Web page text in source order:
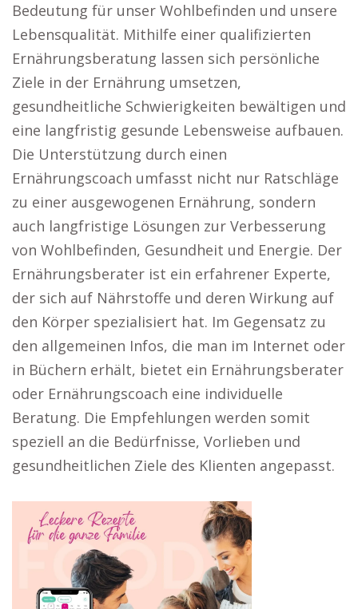
Bedeutung für unser Wohlbefinden und unsere
Lebensqualität. Mithilfe einer qualifizierten
Ernährungsberatung lassen sich persönliche
Ziele in der Ernährung umsetzen,
gesundheitliche Schwierigkeiten bewältigen und
eine langfristig gesunde Lebensweise aufbauen.
Die Unterstützung durch einen
Ernährungscoach umfasst nicht nur Ratschläge
zu einer ausgewogenen Ernährung, sondern
auch langfristige Lösungen zur Verbesserung
von Wohlbefinden, Gesundheit und Energie. Der
Ernährungsberater ist ein erfahrener Experte,
der sich auf Nährstoffe und deren Wirkung auf
den Körper spezialisiert hat. Im Gegensatz zu
den allgemeinen Infos, die man im Internet oder
in Büchern erhält, bietet ein Ernährungsberater
oder Ernährungscoach eine individuelle
Beratung. Die Empfehlungen werden somit
speziell an die Bedürfnisse, Vorlieben und
gesundheitlichen Ziele des Klienten angepasst.